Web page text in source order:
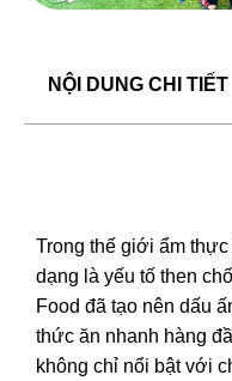
NỘI DUNG CHI TIẾT
Trong thế giới ẩm
dạng là yếu tố then
Food đã tạo nên dấu
thức ăn nhanh hàng
không chỉ nổi bật với